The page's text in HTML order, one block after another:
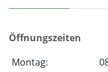
Öffnungszeiten
Montag: